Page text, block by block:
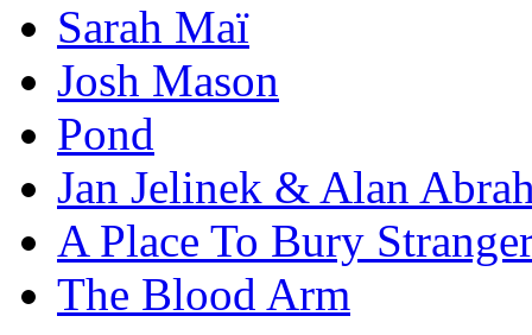
Sarah Maï
Josh Mason
Pond
Jan Jelinek & Alan
A Place To Bury
The Blood Arm